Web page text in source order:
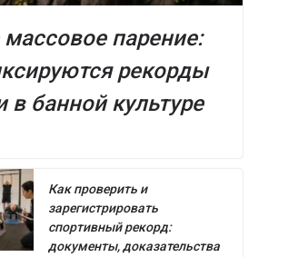
парение:
рекорды
в банной культуре
Как проверить и
зарегистрировать
спортивный рекорд:
документы, доказательства